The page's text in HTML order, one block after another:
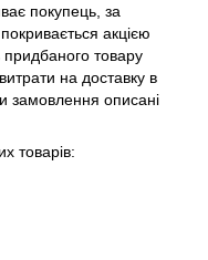
покупець, за
акцією
придбаного товару
на доставку в
замовлення описані
товарів: